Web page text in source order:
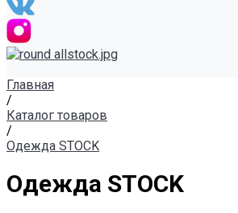
Главная
/
Каталог товаров
/
Одежда STOCK
Одежда STOCK